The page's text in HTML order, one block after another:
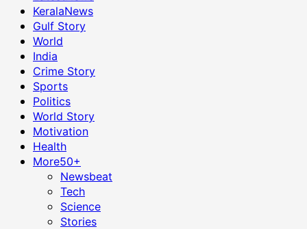
KeralaNews
Gulf Story
World
India
Crime Story
Sports
Politics
World Story
Motivation
Health
More50+
Newsbeat
Tech
Science
Stories